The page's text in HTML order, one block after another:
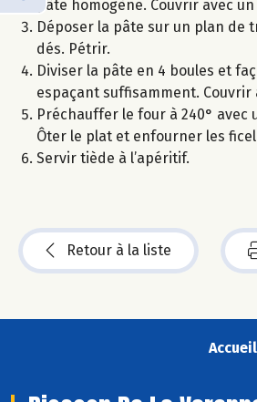
pâte homogène. Couvrir avec
Déposer la pâte sur un plan de
dés. Pétrir.
Diviser la pâte en 4 boules et
espaçant suffisamment.
Préchauffer le four à 240° avec
Ôter le plat et enfourner les
Servir tiède à l’apéritif.
Retour à la liste
Accueil